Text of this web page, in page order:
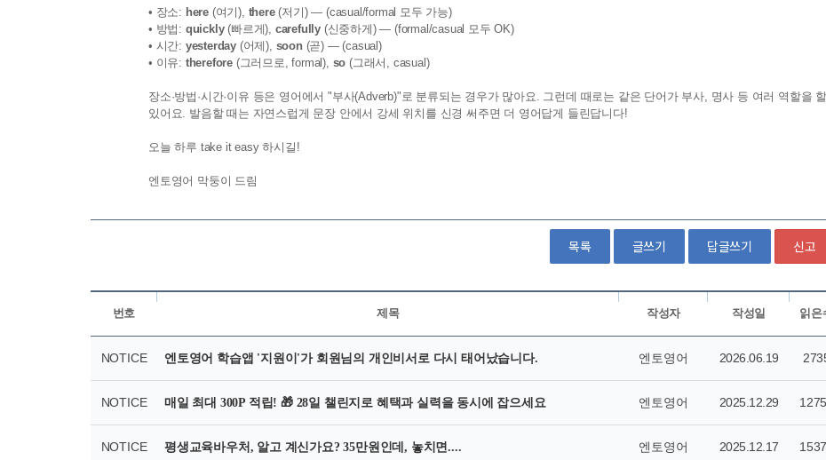
목록 글쓰기 답글쓰기 신고